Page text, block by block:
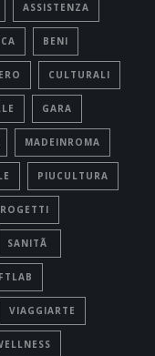
ASSISTENZA
BENI
CULTURALI
GARA
MADEINROMA
PIUCULTURA
SANITÃ
VIAGGIARTE